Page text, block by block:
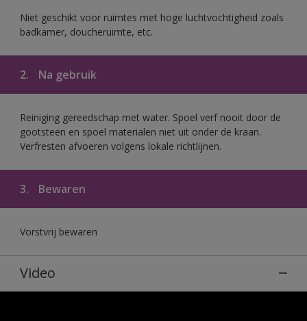
Niet geschikt voor ruimtes met hoge luchtvochtigheid zoals
badkamer, doucheruimte, etc.
2. Na gebruik
Reiniging gereedschap met water. Spoel verf nooit door de
gootsteen en spoel materialen niet uit onder de kraan.
Verfresten afvoeren volgens lokale richtlijnen.
3. Bewaren
Vorstvrij bewaren
Video